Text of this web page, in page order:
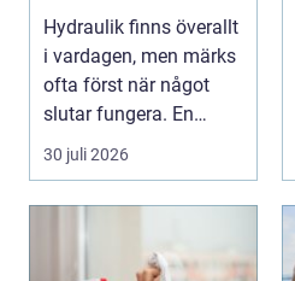
och rätt lösningar
när du behöver
dem
Hydraulik finns överallt
i vardagen, men märks
ofta först när något
slutar fungera. En
läckande slan...
30 juli 2026